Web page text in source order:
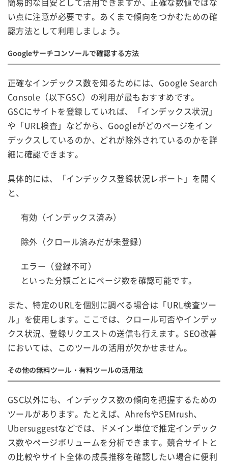
い点に注意が必要です。あくまで傾向をつかむための確
認方法として利用しましょう。
Googleサーチコンソールで確認する方法
正確なインデックス数を知るためには、Google Search
Console（以下GSC）の利用が最もおすすめです。
GSCにサイトを登録していれば、「インデックス状況」
や「URL検査」などから、Googleがどのページをイン
デックスしているのか、どれが除外されているのかを詳
細に確認できます。
具体的には、「インデックス登録状況レポート」を開く
と、
有効（インデックス済み）
除外（クロール済みだが未登録）
エラー（登録不可）
といった分類ごとにページ数を確認可能です。
また、特定のURLを個別に調べる場合は「URL検査ツー
ル」を使用します。ここでは、クロール可否やインデッ
クス状況、登録リクエストの送信も行えます。SEO改善
においては、このツールの活用が欠かせません。
その他の無料ツール・有料ツールの活用法
GSC以外にも、インデックス数の傾向を把握するための
ツールがあります。たとえば、AhrefsやSEMrush、
Ubersuggestなどでは、ドメイン単位で推定インデック
ス数やページボリュームを分析できます。競合サイトと
の比較やサイト全体の成長推移を確認したい場合に便利